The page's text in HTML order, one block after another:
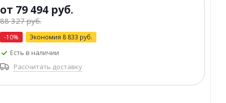
от 79 494 руб.
88 327 руб.
-10% Экономия 8 833 руб.
Есть в наличии
Рассчитать доставку